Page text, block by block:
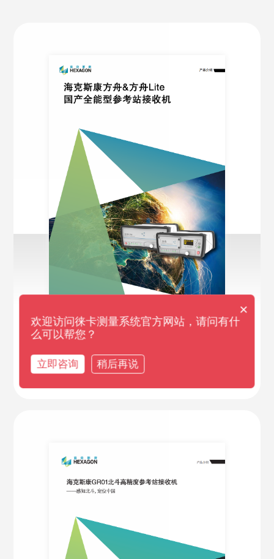
海克斯康方舟&方舟Lite国产全能型参
考站接收机
2024-08-20
×
欢迎访问徕卡测量系统官方网站，请问有什
么可以帮您？
立即咨询 稍后再说